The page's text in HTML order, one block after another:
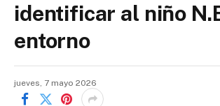
identificar al niño
entorno
jueves, 7 mayo 2026